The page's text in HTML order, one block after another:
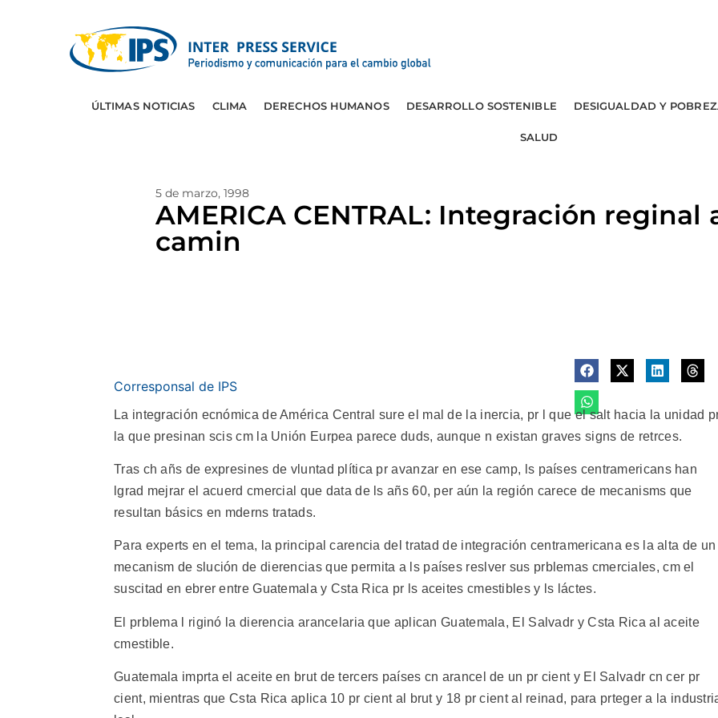
ÚLTIMAS NOTICIAS CLIMA DERECHOS HUMANOS DESARROLLO SOSTENIBLE DESIGUALDAD Y
SALUD
5 de marzo, 1998
AMERICA CENTRAL: Integración
camin
Corresponsal de IPS
La integración ecnómica de América Central sure el mal de la inercia, pr l que el salt hacia la unidad
la que presinan scis cm la Unión Eurpea parece duds, aunque n existan graves signs de retrces.
Tras ch añs de expresines de vluntad plítica pr avanzar en ese camp, ls países centramericans han
lgrad mejrar el acuerd cmercial que data de ls añs 60, per aún la región carece de mecanisms que
resultan básics en mderns tratads.
Para experts en el tema, la principal carencia del tratad de integración centramericana es la alta de un
mecanism de slución de dierencias que permita a ls países reslver sus prblemas cmerciales, cm el
suscitad en ebrer entre Guatemala y Csta Rica pr ls aceites cmestibles y ls láctes.
El prblema l riginó la dierencia arancelaria que aplican Guatemala, El Salvadr y Csta Rica al aceite
cmestible.
Guatemala imprta el aceite en brut de tercers países cn arancel de un pr cient y El Salvadr cn cer pr
cient, mientras que Csta Rica aplica 10 pr cient al brut y 18 pr cient al reinad, para prteger a la